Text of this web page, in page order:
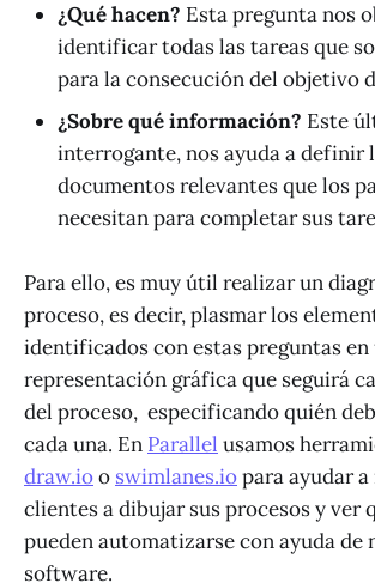
¿Qué hacen? Esta pregunta nos
identificar todas las tareas que
para la consecución del objetivo
¿Sobre qué información? Este
interrogante, nos ayuda a definir
documentos relevantes que los
necesitan para completar sus
Para ello, es muy útil realizar un
proceso, es decir, plasmar los
identificados con estas preguntas en
representación gráfica que seguirá
del proceso, especificando quién
cada una. En Parallel usamos
draw.ioo swimlanes.iopara ayudar
clientes a dibujar sus procesos y ver
pueden automatizarse con ayuda de
software.